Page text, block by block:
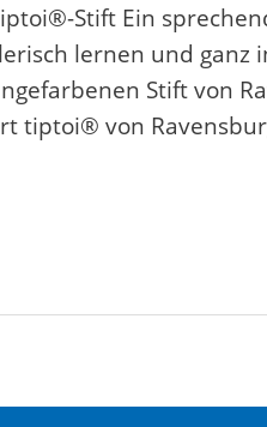
Stift Ein
lernen und ganz
Stift von
tiptoi® von